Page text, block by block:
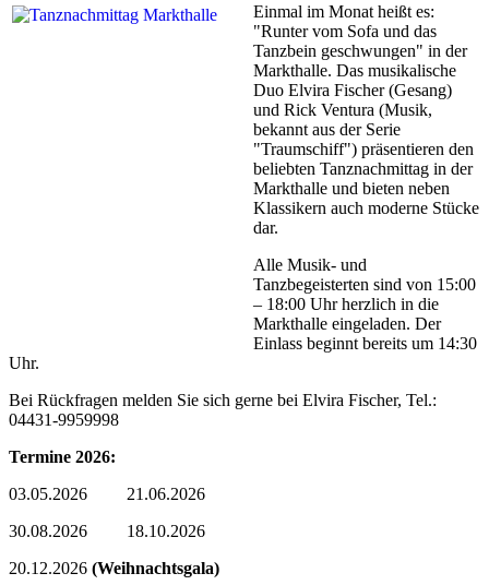
Einmal im Monat heißt es:
"Runter vom Sofa und das
Tanzbein geschwungen" in der
Markthalle. Das musikalische
Duo Elvira Fischer (Gesang)
und Rick Ventura (Musik,
bekannt aus der Serie
"Traumschiff") präsentieren den
beliebten Tanznachmittag in der
Markthalle und bieten neben
Klassikern auch moderne Stücke
dar.
Alle Musik- und
Tanzbegeisterten sind von 15:00
– 18:00 Uhr herzlich in die
Markthalle eingeladen. Der
Einlass beginnt bereits um 14:30
Uhr.
Bei Rückfragen melden Sie sich gerne bei Elvira Fischer, Tel.:
04431-9959998
Termine 2026:
03.05.2026 21.06.2026
30.08.2026 18.10.2026
20.12.2026 (Weihnachtsgala)